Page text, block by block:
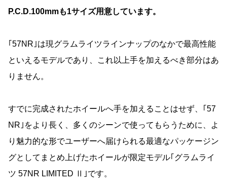
P.C.D.100mmも1サイズ用意しています。
｢57NR｣は現グラムライツラインナップのなかで最高性能
といえるモデルであり、これ以上手を加えるべき部分はあ
りません。
すでに完成されたホイールへ手を加えることはせず、｢57
NR｣をより長く、多くのシーンで使ってもらうために、よ
り魅力的な形でユーザーへ届けられる最適なパッケージン
グとしてまとめ上げたホイールが限定モデル｢グラムライ
ツ 57NR LIMITED Ⅱ｣です。